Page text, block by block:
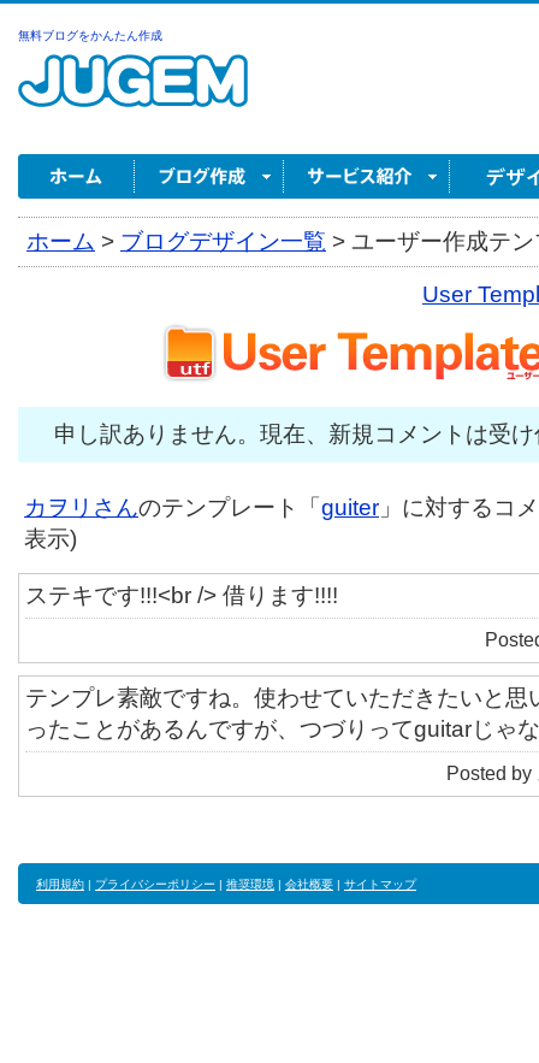
無料ブログをかんたん作成
ホーム > ブログデザイン一覧 > ユーザー作成テ
User
申し訳ありません。現在、新規コメントは受
カヲリさんのテンプレート「 guiter 」に対するコ
表示)
ステキです!!!<br /> 借ります!!!!
テンプレ素敵ですね。使わせていただきたいと思
ったことがあるんですが、つづりってguitarじゃ
Posted by
利用規約 | プライバシーポリシー | 推奨環境 | 会社概要 | サイトマップ